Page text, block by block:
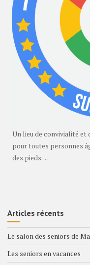
Un lieu de convivialité et
pour toutes personnes
des pieds …
Articles récents
Le salon des seniors de
Les seniors en vacances